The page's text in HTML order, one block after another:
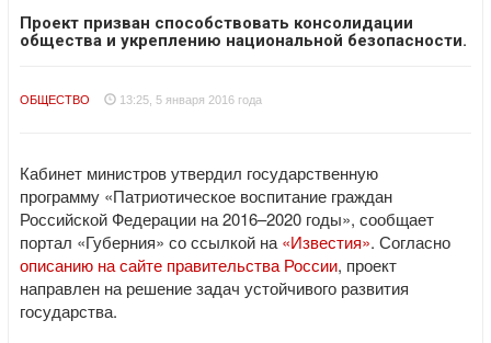
Проект призван способствовать консолидации
общества и укреплению национальной безопасности.
ОБЩЕСТВО 13:25, 5 января 2016 года
Кабинет министров утвердил государственную
программу «Патриотическое воспитание граждан
Российской Федерации на 2016–2020 годы», сообщает
портал «Губерния» со ссылкой на «Известия». Согласно
описанию на сайте правительства России, проект
направлен на решение задач устойчивого развития
государства.